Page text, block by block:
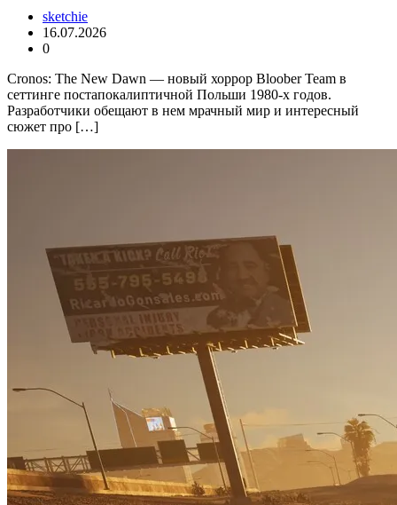
sketchie
16.07.2026
0
Cronos: The New Dawn — новый хоррор Bloober Team в
сеттинге постапокалиптичной Польши 1980-х годов.
Разработчики обещают в нем мрачный мир и интересный
сюжет про […]